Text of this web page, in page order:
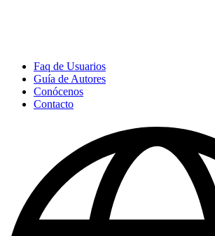
Faq de Usuarios
Guía de Autores
Conócenos
Contacto